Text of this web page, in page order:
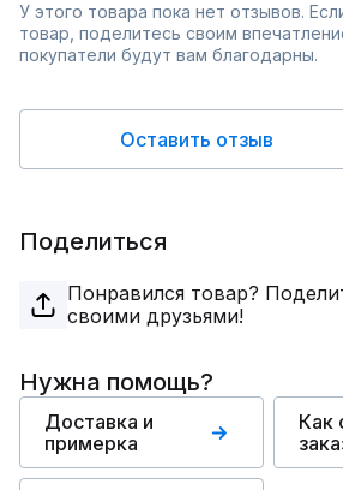
У этого товара пока нет отзывов.
товар, поделитесь своим
покупатели будут вам благодарны.
Оставить отзыв
Поделиться
Понравился товар?
своими друзьями!
Нужна помощь?
Доставка и
примерка
Как